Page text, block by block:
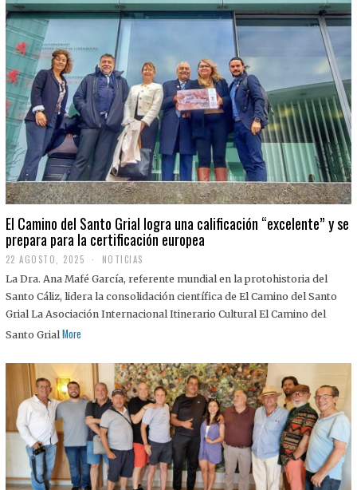
El Camino del Santo Grial logra una calificación “excelente” y se
prepara para la certificación europea
22 AGOSTO, 2025
2
A
G
O
S
2
5
NOTICIAS
La Dra. Ana Mafé García, referente mundial en la protohistoria del
Santo Cáliz, lidera la consolidación científica de El Camino del Santo
Grial La Asociación Internacional Itinerario Cultural El Camino del
Santo Grial More